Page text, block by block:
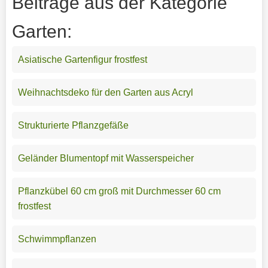
Garten:
Asiatische Gartenfigur frostfest
Weihnachtsdeko für den Garten aus Acryl
Strukturierte Pflanzgefäße
Geländer Blumentopf mit Wasserspeicher
Pflanzkübel 60 cm groß mit Durchmesser 60 cm
frostfest
Schwimmpflanzen